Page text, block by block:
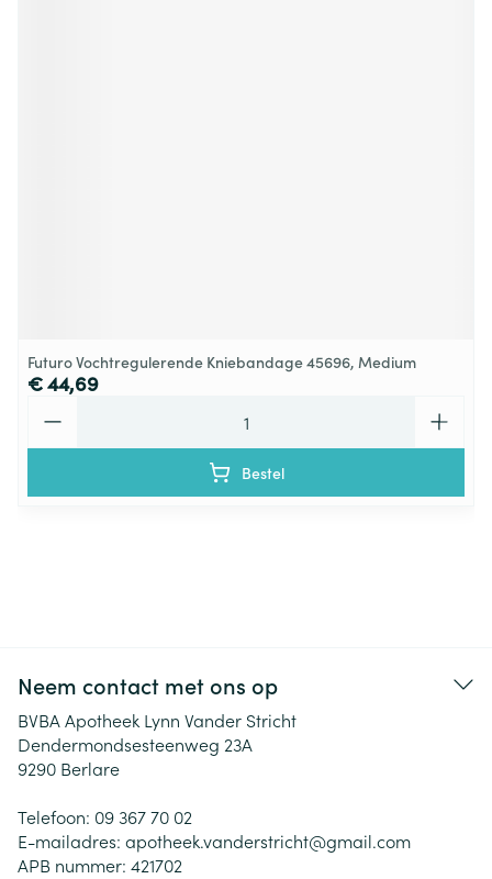
Futuro Vochtregulerende Kniebandage 45696, Medium
€ 44,69
Bestel
Neem contact met ons op
BVBA Apotheek Lynn Vander Stricht
Dendermondsesteenweg 23A
9290 Berlare
Telefoon: 09 367 70 02
E-mailadres: apotheek.vanderstricht@gmail.com
APB nummer: 421702